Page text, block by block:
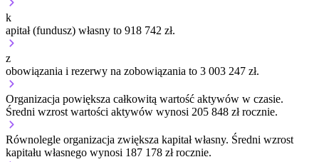
k
apitał (fundusz) własny to 918 742 zł.
z
obowiązania i rezerwy na zobowiązania to 3 003 247 zł.
Organizacja powiększa całkowitą wartość aktywów w czasie.
Średni wzrost wartości aktywów wynosi 205 848 zł rocznie.
Równolegle organizacja zwiększa kapitał własny. Średni wzrost
kapitału własnego wynosi 187 178 zł rocznie.